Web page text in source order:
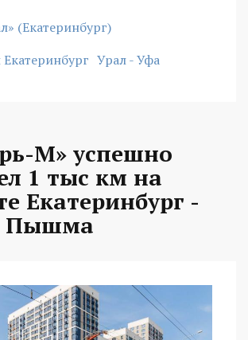
(Екатеринбург)
Урал - Уфа
М» успешно
1 тыс км на
Екатеринбург -
Пышма